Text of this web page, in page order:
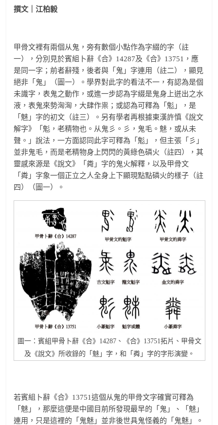
撰文｜江柏毅
甲骨文裡有兩個从鬼，旁有數個小點作為字綴的字（註
一），分別見於賓組卜辭《合》14287及《合》13751，應
是同一字；前者辭殘，後者與「鬼」字連用（註二），顯見
絕非「鬼」（圖一）。學界對此字的看法不一，有認為是個
未識字，表鬼之動作，或進一步認為字綴是鬼身上迸出之水
液，表鬼來勢洶洶，大肆作祟；或認為可釋為「鬽」，是
「魅」字的初文（註三）。另有學者再根據東漢許慎《說文
解字》「鬽，老精物也。从鬼彡。彡，鬼毛。魅，或从未
聲。」說法，一方面認同此字可釋為「鬽」，但主張「彡」
並非鬼毛，而是老精物身上閃閃的黃綠色磷火（註四），其
靈感來源是《說文》「粦」字的鬼火解釋，以及甲骨文
「粦」字象一個正立之人全身上下顯現點點磷火的樣子（註
四）（圖一）。
圖一：賓組甲骨卜辭《合》14287、《合》13751拓片、甲骨文
及《說文》所收錄的「魅」字，和「粦」字的字形演變。
若賓組卜辭《合》13751這個从鬼的甲骨文字確實可釋為
「魅」，那麼這便是中國目前所發現最早的「鬼」、「魅」
連用，只是這裡的「鬼魅」並非後世具鬼怪義的「鬼魅」。